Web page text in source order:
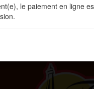
le paiement en ligne